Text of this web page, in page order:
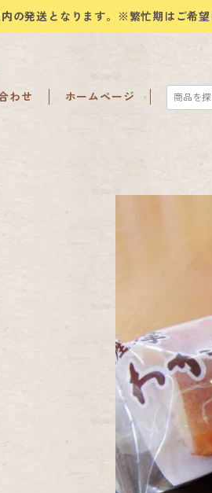
の発送となります。※繁忙期はご希
わせ ホームページ